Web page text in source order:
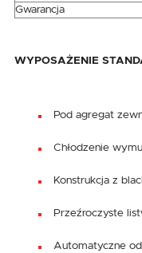
Gwarancja
WYPOSAŻENIE
Pod agregat
Chłodzenie
Konstrukcja z
Przeźroczyste
Automatyczne